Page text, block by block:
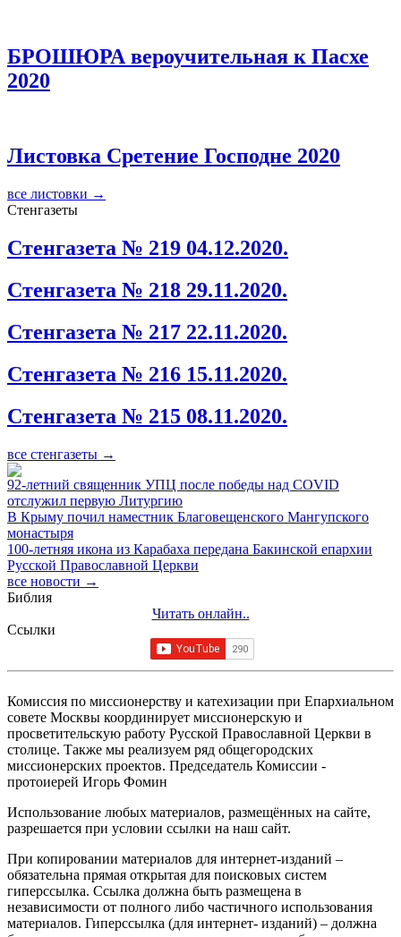
БРОШЮРА вероучительная к Пасхе
2020
Листовка Сретение Господне 2020
все листовки →
Стенгазеты
Стенгазета № 219 04.12.2020.
Стенгазета № 218 29.11.2020.
Стенгазета № 217 22.11.2020.
Стенгазета № 216 15.11.2020.
Стенгазета № 215 08.11.2020.
все стенгазеты →
92-летний священник УПЦ после победы над COVID
отслужил первую Литургию
В Крыму почил наместник Благовещенского Мангупского
монастыря
100-летняя икона из Карабаха передана Бакинской епархии
Русской Православной Церкви
все новости →
Библия
Читать онлайн..
Ссылки
Комиссия по миссионерству и катехизации при Епархиальном
совете Москвы координирует миссионерскую и
просветительскую работу Русской Православной Церкви в
столице. Также мы реализуем ряд общегородских
миссионерских проектов. Председатель Комиссии -
протоиерей Игорь Фомин
Использование любых материалов, размещённых на сайте,
разрешается при условии ссылки на наш сайт.
При копировании материалов для интернет-изданий –
обязательна прямая открытая для поисковых систем
гиперссылка. Ссылка должна быть размещена в
независимости от полного либо частичного использования
материалов. Гиперссылка (для интернет- изданий) – должна